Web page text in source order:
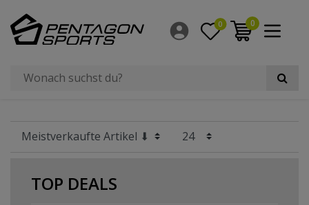
0 0
Filter
×
TOP DEALS